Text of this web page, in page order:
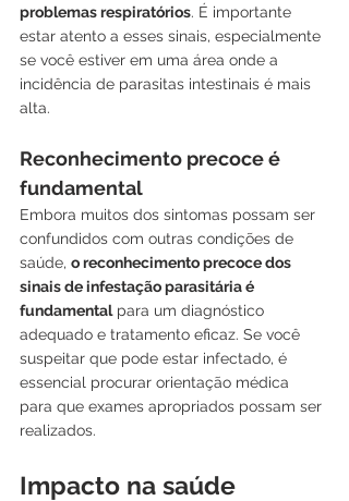
problemas respiratórios. É importante
estar atento a esses sinais, especialmente
se você estiver em uma área onde a
incidência de parasitas intestinais é mais
alta.
Reconhecimento precoce é
fundamental
Embora muitos dos sintomas possam ser
confundidos com outras condições de
saúde, o reconhecimento precoce dos
sinais de infestação parasitária é
fundamental para um diagnóstico
adequado e tratamento eficaz. Se você
suspeitar que pode estar infectado, é
essencial procurar orientação médica
para que exames apropriados possam ser
realizados.
Impacto na saúde